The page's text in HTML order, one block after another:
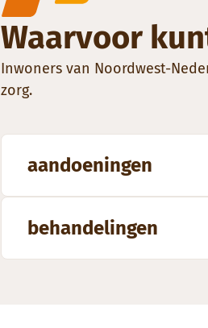
Waarvoor
Inwoners van Noordwest-
zorg.
aandoeningen
behandelingen